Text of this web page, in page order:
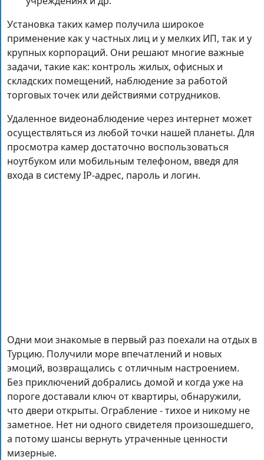
Установка таких камер получила широкое
применение как у частных лиц и у мелких ИП, так и у
крупных корпораций. Они решают многие важные
задачи, такие как: контроль жилых, офисных и
складских помещений, наблюдение за работой
торговых точек или действиями сотрудников.
Удаленное видеонаблюдение через интернет может
осуществляться из любой точки нашей планеты. Для
просмотра камер достаточно воспользоваться
ноутбуком или мобильным телефоном, введя для
входа в систему IP-адрес, пароль и логин.
Одни мои знакомые в первый раз поехали на отдых в
Турцию. Получили море впечатлений и новых
эмоций, возвращались с отличным настроением.
Без приключений добрались домой и когда уже на
пороге доставали ключ от квартиры, обнаружили,
что двери открыты. Ограбление - тихое и никому не
заметное. Нет ни одного свидетеля произошедшего,
а потому шансы вернуть утраченные ценности
мизерные.